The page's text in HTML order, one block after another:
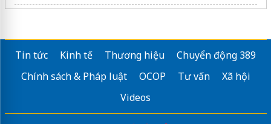
đặt mayđồng phục công ty
giá áo thun đồng phục
Tin tức Kinh tế Thương hiệu
Chuyển động 389
Chính sách & Pháp luật
OCOP Tư vấn
Xã hội
Videos